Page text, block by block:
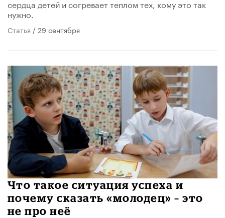
сердца детей и согревает теплом тех, кому это так
нужно.
Статья / 29 сентября
Что такое ситуация успеха и
почему сказать «молодец» – это
не про неё